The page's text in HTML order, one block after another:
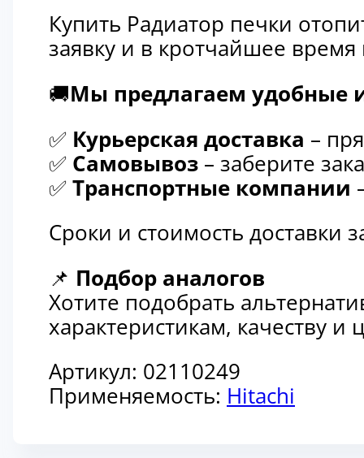
Купить Радиатор печки
заявку и в кротчайшее
🚚Мы предлагаем удобные
✅ Курьерская доставка –
✅ Самовывоз – заберите
✅ Транспортные компании
Сроки и стоимость доставки
📌 Подбор аналогов
Хотите подобрать
характеристикам, качеству
Артикул: 02110249
Применяемость: Hitachi